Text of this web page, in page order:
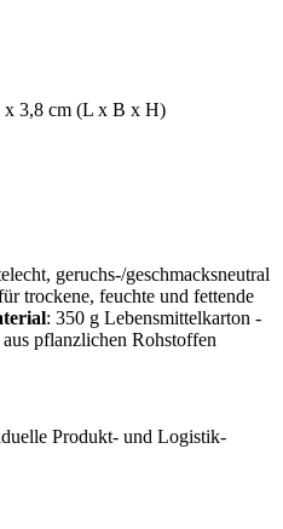
x 3,8 cm (L x B x H)
geruchs-/geschmacksneutral
trockene, feuchte und fettende
: 350 g Lebensmittelkarton -
pflanzlichen Rohstoffen
Produkt- und Logistik-